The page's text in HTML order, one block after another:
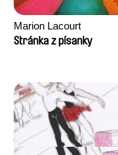
Marion Lacourt
Stránka z písanky